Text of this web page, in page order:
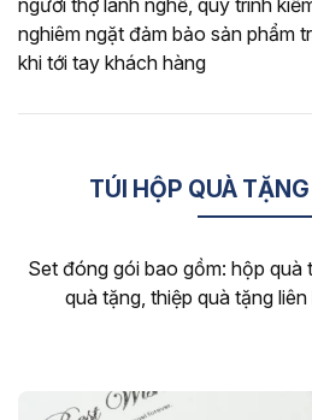
người thợ lành nghề, quy trình
nghiêm ngặt đảm bảo sản phẩm
khi tới tay khách hàng
TÚI HỘP QUÀ
Set đóng gói bao gồm: hộp quà
quà tặng, thiệp quà tặng